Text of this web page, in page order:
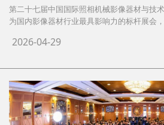
第二十七届中国国际照相机械影像器材与技
为国内影像器材行业最具影响力的标杆展会
能技术变革与市场消费升级趋势，以“影像无
流、创作分享、场景体验、产需对接于一体
术突破与内需扩容注入强劲动能，展出总面
2026-04-29